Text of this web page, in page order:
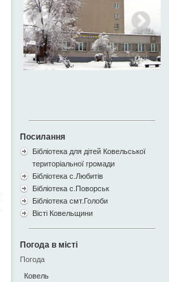
Посилання
Бібліотека для дітей Ковельської
територіальної громади
Бібліотека с.Любитів
Бібліотека с.Поворськ
Бібліотека смт.Голоби
Вісті Ковельщини
Погода в місті
Погода
Ковель